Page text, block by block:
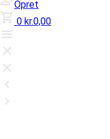
Opret
0 kr.0,00